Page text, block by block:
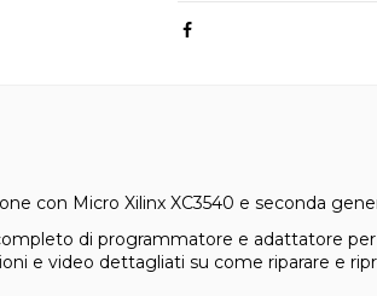
con Micro Xilinx XC3540 e seconda
di programmatore e adattatore
e video dettagliati su come riparare e